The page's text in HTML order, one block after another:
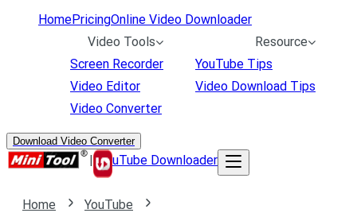
HomePricingOnline Video Downloader
Video Tools
Screen Recorder
Video Editor
Video Converter
Resource
YouTube Tips
Video Download Tips
Download Video Converter
| uTube Downloader
Home
YouTube